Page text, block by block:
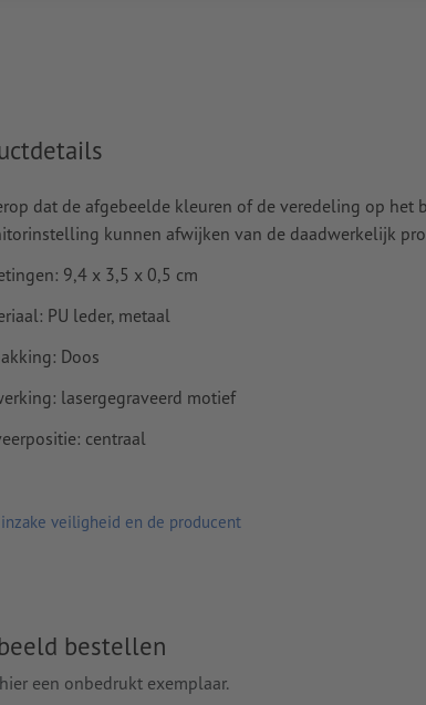
ik afdrukgegevens correct?
dat de afgebeelde kleuren of de veredeling op
kunnen afwijken van de daadwerkelijk
9,4 x 3,5 x 0,5 cm
PU leder, metaal
Doos
lasergegraveerd motief
centraal
veiligheid en de producent
bestellen
een onbedrukt exemplaar.